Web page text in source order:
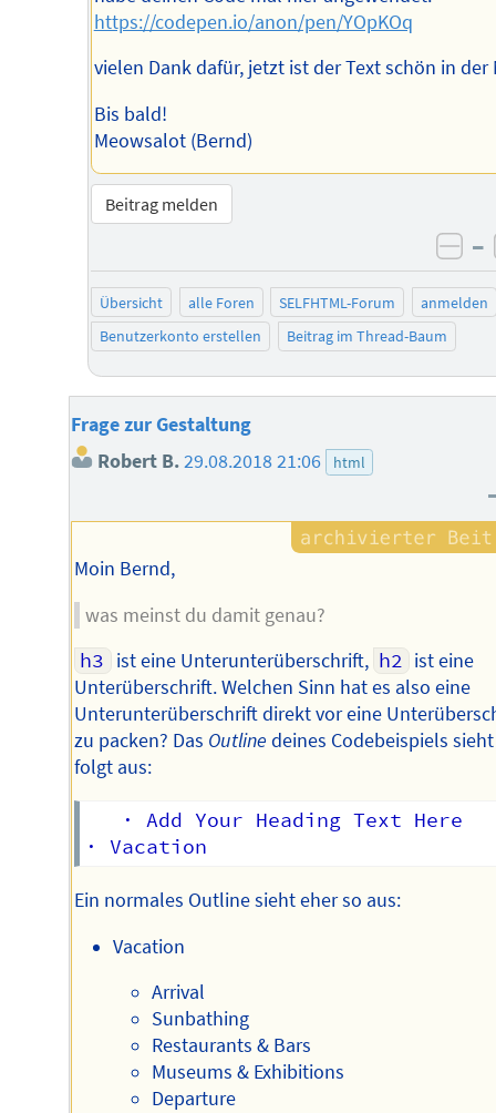
https://codepen.io/anon/pen/YOpKOq
vielen Dank dafür, jetzt ist der Text schön in der
Bis bald!
Meowsalot (Bernd)
Beitrag melden
–
Übersicht alle Foren SELFHTML-Forum
anmelden
Benutzerkonto erstellen
Beitrag im Thread-Baum
Frage zur Gestaltung
Robert B.29.08.2018 21:06 html
Moin Bernd,
was meinst du damit genau?
h3 ist eine Unterunterüberschrift, h2 ist eine
Unterüberschrift. Welchen Sinn hat es also eine
Unterunterüberschrift direkt vor eine
zu packen? Das Outline deines Codebeispiels
folgt aus:
   · Add Your Heading Text Here
Ein normales Outline sieht eher so aus:
Vacation
Arrival
Sunbathing
Restaurants & Bars
Museums & Exhibitions
Departure